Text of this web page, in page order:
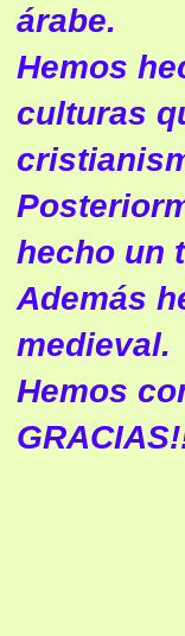
árabe.
Hemos
culturas
hecho un
Además
medieval.
Hemos